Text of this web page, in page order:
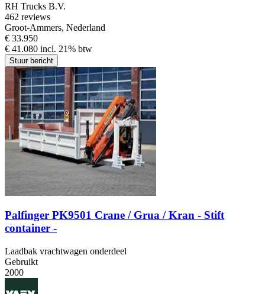
RH Trucks B.V.
462 reviews
Groot-Ammers, Nederland
€ 33.950
€ 41.080 incl. 21% btw
Stuur bericht
Palfinger PK9501 Crane / Grua / Kran - Stift
container -
Laadbak vrachtwagen onderdeel
Gebruikt
2000